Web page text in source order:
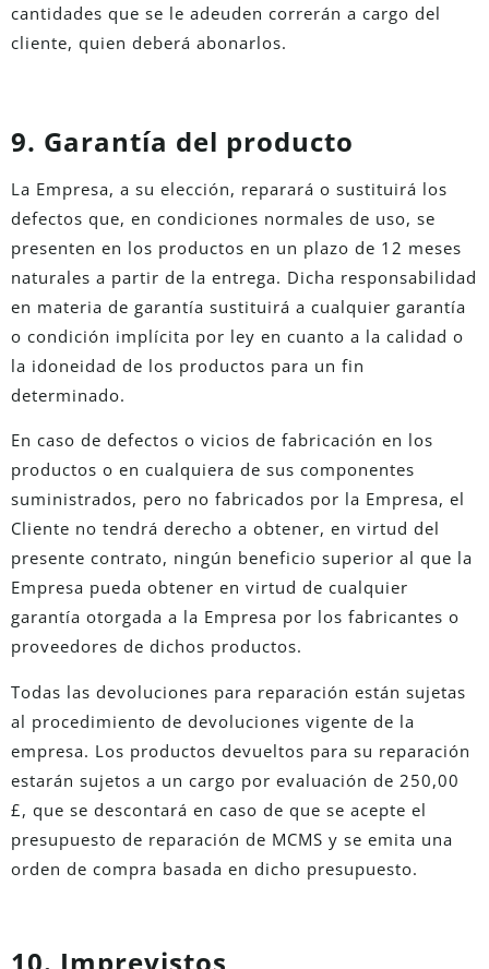
cantidades que se le adeuden correrán a cargo del
cliente, quien deberá abonarlos.
9. Garantía del producto
La Empresa, a su elección, reparará o sustituirá los
defectos que, en condiciones normales de uso, se
presenten en los productos en un plazo de 12 meses
naturales a partir de la entrega. Dicha responsabilidad
en materia de garantía sustituirá a cualquier garantía
o condición implícita por ley en cuanto a la calidad o
la idoneidad de los productos para un fin
determinado.
En caso de defectos o vicios de fabricación en los
productos o en cualquiera de sus componentes
suministrados, pero no fabricados por la Empresa, el
Cliente no tendrá derecho a obtener, en virtud del
presente contrato, ningún beneficio superior al que la
Empresa pueda obtener en virtud de cualquier
garantía otorgada a la Empresa por los fabricantes o
proveedores de dichos productos.
Todas las devoluciones para reparación están sujetas
al procedimiento de devoluciones vigente de la
empresa. Los productos devueltos para su reparación
estarán sujetos a un cargo por evaluación de 250,00
£, que se descontará en caso de que se acepte el
presupuesto de reparación de MCMS y se emita una
orden de compra basada en dicho presupuesto.